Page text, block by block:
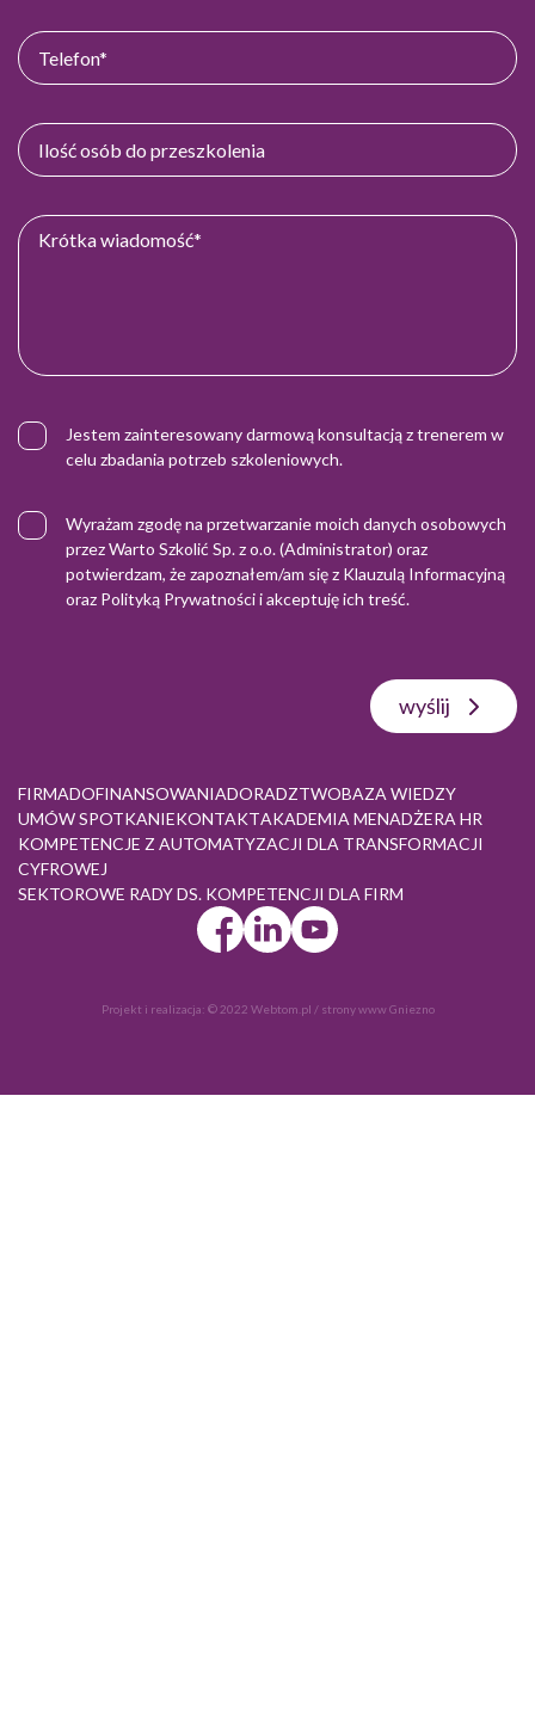
Jestem zainteresowany darmową konsultacją z trenerem w
celu zbadania potrzeb szkoleniowych.
Wyrażam zgodę na przetwarzanie moich danych osobowych
przez Warto Szkolić Sp. z o.o. (Administrator) oraz
potwierdzam, że zapoznałem/am się z Klauzulą Informacyjną
oraz Polityką Prywatnościi akceptuję ich treść.
wyślij
FIRMADOFINANSOWANIADORADZTWOBAZA WIEDZY
UMÓW SPOTKANIEKONTAKTAKADEMIA MENADŻERA HR
KOMPETENCJE Z AUTOMATYZACJI DLA TRANSFORMACJI
CYFROWEJ
SEKTOROWE RADY DS. KOMPETENCJI DLA FIRM
Projekt i realizacja: © 2022 Webtom.pl / strony www Gniezno